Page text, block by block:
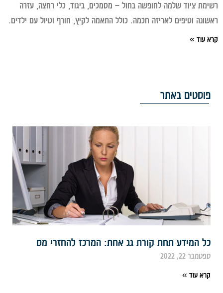
ציוד שלמה לחופשה בחול – מסמכים, ביגוד, כלי רחצה, עזרה
וטיפים לאריזה חכמה. כולל התאמה לקיץ, חורף וטיול עם ילדים.
עוד »
באתר
המידע תחת קורת גג אחת: המרכז להחזרי מס
22, 2022
עוד »